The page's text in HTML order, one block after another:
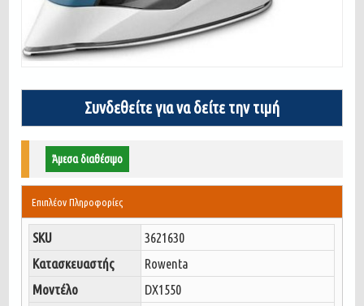
Συνδεθείτε για να δείτε την τιμή
Άμεσα διαθέσιμο
Επιπλέον Πληροφορίες
SKU
3621630
Κατασκευαστής
Rowenta
Μοντέλο
DX1550